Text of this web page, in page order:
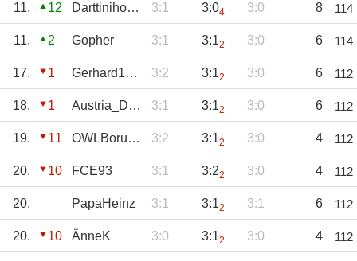
11. 12 Darttiniho501 3:1 3:04 3:0 8 114
11. 2 Gopher 3:1 3:12 3:0 6 114
17. 1 Gerhard1968 3:2 3:12 3:0 6 112
18. 1 Austria_Darts 3:1 3:12 3:0 6 112
19. 11 OWLBorusse 3:2 3:12 3:0 4 112
20. 10 FCE93 3:1 3:22 3:0 4 112
20. PapaHeinz 3:1 3:12 3:1 6 112
20. 10 ÄnneK 3:0 3:12 3:0 4 112